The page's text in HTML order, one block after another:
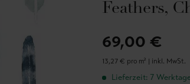
Feathers,
69,00 €
13,27 € pro m² | inkl. MwSt.
Lieferzeit: 7